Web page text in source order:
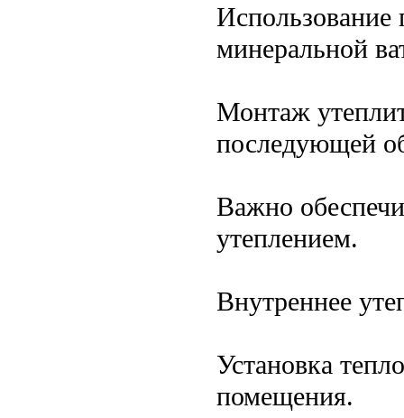
Использование
минеральной
Монтаж
последующей
Важно
утеплением.
Внутреннее
Установка
помещения.